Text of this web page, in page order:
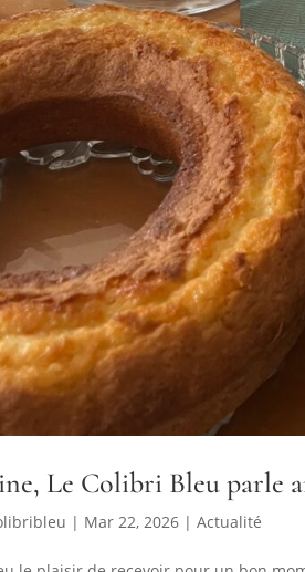
Le Colibri Bleu parle
| Mar 22, 2026 |Actualité